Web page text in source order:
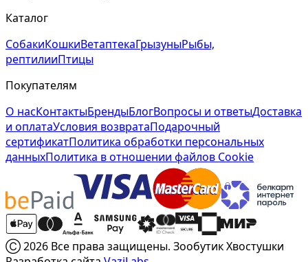
Каталог
СобакиКошкиВетаптекаГрызуныРыбы,
рептилииПтицы
Покупателям
О насКонтактыБрендыБлогВопросы и ответыДоставка
и оплатаУсловия возвратаПодарочный
сертификатПолитика обработки персональных
данныхПолитика в отношении файлов Cookie
Ⓒ 2026 Все права защищены. Зообутик Хвостушки